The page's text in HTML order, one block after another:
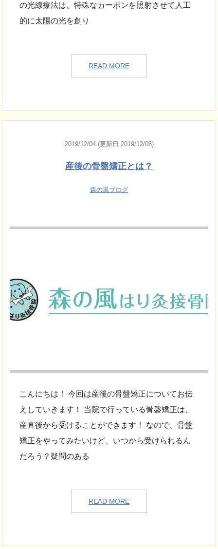
の光線療法は、特殊なカーボンを照射させて人工
的に太陽の光を創り
READ MORE
2019/12/04 (更新日:2019/12/06)
産後の骨盤矯正とは？
森の風ブログ
こんにちは！ 今回は産後の骨盤矯正についてお伝
えしていきます！ 当院で行っている骨盤矯正は、
産直後から受けることができます！ なので、骨盤
矯正をやってみたいけど、いつから受けられるん
だろう？疑問のある
READ MORE